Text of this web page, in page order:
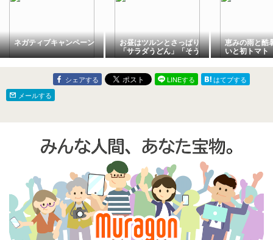
ネガティブキャンペーン お昼はツルンとさっぱり
「サラダうどん」「そう
めん」と熱中症
恵みの雨と酷
いと初トマト
シェアする LINEする
はてブする
メールする